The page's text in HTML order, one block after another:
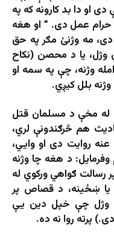
او دا بد کارونه که په
حرام عمل دی. ” او هغه
مه وژنئ مګر په حق
یا د محصن (نکاح
وژنه، چې په سمه او
بلل کیږي.
مخې د مسلمان قتل
هم څرګندونې لري،
روایت دی او وايي،
د هغه چا وژنه
رسالت ګواهي ورکوي له
یا ښځینه، د قصاص پر
چې خپل دین یې
پرته روا نه ده.